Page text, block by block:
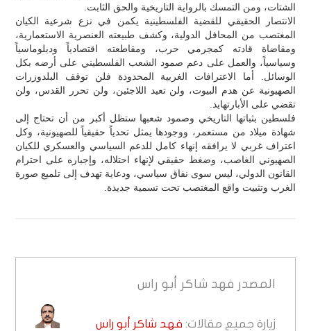
الشتات، ومن التمسك بالرواية التاريخية والحق الثابت.
الانتصار الحقيقي للقضية الفلسطينية يكمن في نزع شرعية الكيان
المغتصب من المحافل الدولية، وكشف طبيعته العنصرية الاستعمارية،
ومقاضاة قادته كمجرمي حرب، ومقاطعته اقتصادياً ودبلوماسياً
وسياسياً، والعمل على دعم صمود الشعب الفلسطيني على أرضه بكل
الوسائل. أما الاعترافات الغربية المحدودة فلن توقف البلدوزرات
الصهيونية عن هدم البيوت، ولن تعيد اللاجئين، ولن تحرر القدس، ولن
تقضي على الأبارتهايد.
فلسطين بثباتها التاريخي وصمود شعبها ستظل أكبر من أن تحتاج إلى
شهادة ميلاد من مستعمر، ووجودها يمثل تحدياً حقيقياً للصهيونية، وكل
اعتراف غربي لا يرافقه إنهاء كامل للدعم السياسي والعسكري للكيان
الصهيوني الغاصب، وضغط حقيقي لإنهاء احتلاله، وإجباره على احترام
القانون الدولي، ليس سوى نفاق سياسي، ودعاية تهدف إلى تلميع صورة
الغرب وتثبيت واقع المغتصب تحت تسمية جديدة.
المصدر فهد شاكر أبو راس
زيارة جميع مقالات: فهد شاكر أبو راس